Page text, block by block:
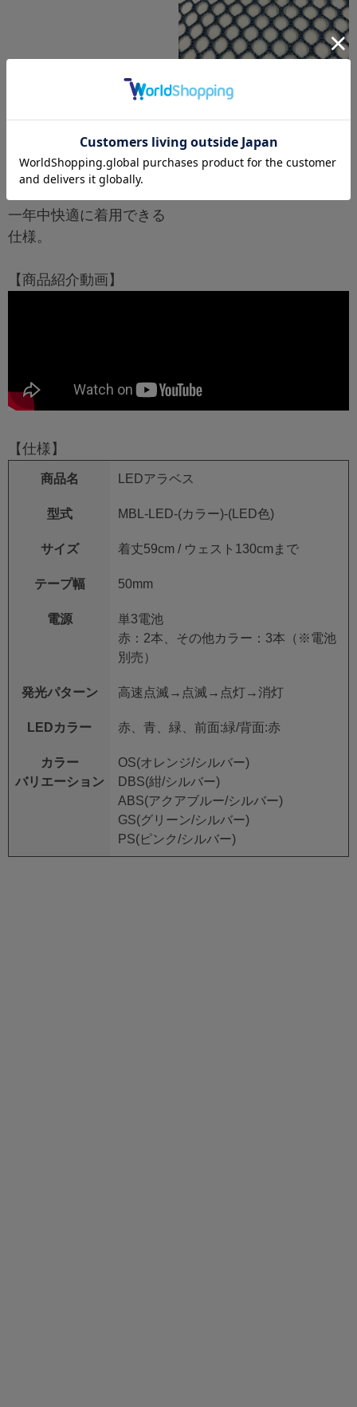
通気性に
優れた粗いメッシ
ュ
一年中快適に着用できる
仕様。
【商品紹介動画】
【仕様】
商品名 LEDアラベス
型式 MBL-LED-(カラー)-(LED色)
サイズ 着丈59cm / ウェスト130cmまで
テープ幅 50mm
電源
単3電池
赤：2本、その他カラー：3本（※電池
別売）
発光パターン 高速点滅→点滅→点灯→消灯
LEDカラー 赤、青、緑、前面:緑/背面:赤
カラー
バリエーション
OS(オレンジ/シルバー)
DBS(紺/シルバー)
ABS(アクアブルー/シルバー)
GS(グリーン/シルバー)
PS(ピンク/シルバー)